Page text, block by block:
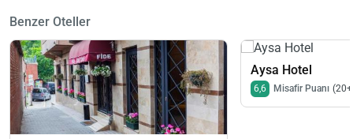
Benzer Oteller
Aysa Hotel
6,6 Misafir Puanı